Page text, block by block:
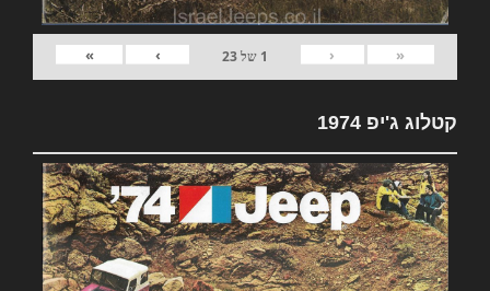
«
‹
1 של23
›
»
קטלוג ג'יפ 1974